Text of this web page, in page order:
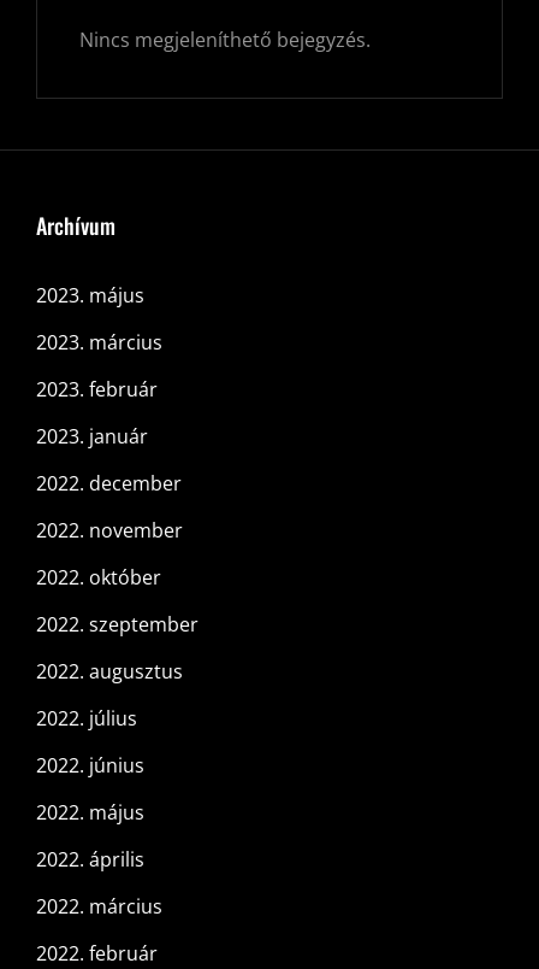
Nincs megjeleníthető bejegyzés.
Archívum
2023. május
2023. március
2023. február
2023. január
2022. december
2022. november
2022. október
2022. szeptember
2022. augusztus
2022. július
2022. június
2022. május
2022. április
2022. március
2022. február